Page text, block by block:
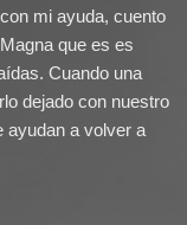
mi ayuda, cuento
que es es
Cuando una
dejado con nuestro
ayudan a volver a